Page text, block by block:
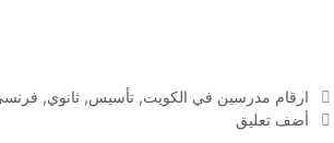
التصنيفات
ارقام مدرسين في الكويت, تأسيس, ثانوي,
أضف تعليق